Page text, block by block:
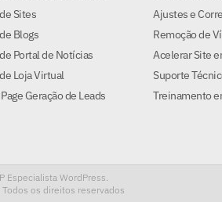
Sites
Blogs
Portal de Notícias
Loja Virtual
Geração de Leads
Ajustes e
Remoção de
Acelerar Site
Suporte
Treinamento
Especialista WordPress.
Todos os direitos reservados